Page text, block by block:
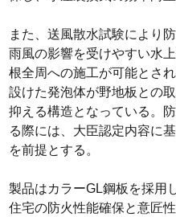
また、送風散水試験により
雨風の影響を受けやすい水
根全周への施工が可能とさ
設けた発泡体が野地板との
抑える構造となっている。
る際には、大臣認定内容に
を前提とする。
製品はカラーGL鋼板を採用
住宅の防火性能確保と意匠